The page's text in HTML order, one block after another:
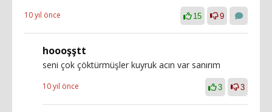
10 yıl önce 15 9
hoooşştt
seni çok çöktürmüşler kuyruk acın var sanırım
10 yıl önce 3 3